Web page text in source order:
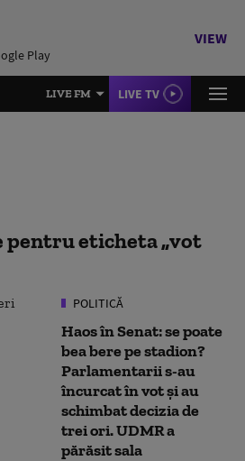
Play
VIEW
LIVE FM LIVE TV
pentru eticheta vot
POLITICĂ
Haos în Senat: se poate
bea bere pe stadion?
Parlamentarii s-au
încurcat în vot și au
schimbat decizia de
trei ori. UDMR a
părăsit sala